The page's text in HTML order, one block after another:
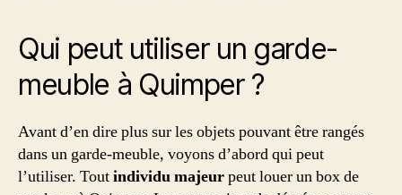
Qui peut utiliser un garde-
meuble à Quimper ?
Avant d’en dire plus sur les objets pouvant être rangés
dans un garde-meuble, voyons d’abord qui peut
l’utiliser. Toutindividu majeurpeut louer un box de